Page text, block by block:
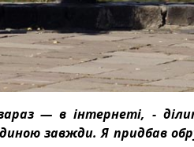
— в інтернеті, -
завжди. Я придбав